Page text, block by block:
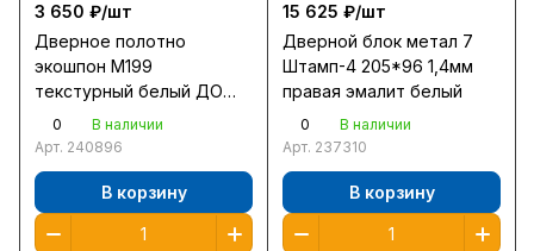
3 650 ₽/шт
Дверное полотно
экошпон М199
текстурный белый ДО
200*70 черное стекло
0
В наличии
Арт. 240896
В корзину
15 625 ₽/шт
Дверной блок метал 7
Штамп-4 205*96 1,4мм
правая эмалит белый
0
В наличии
Арт. 237310
В корзину